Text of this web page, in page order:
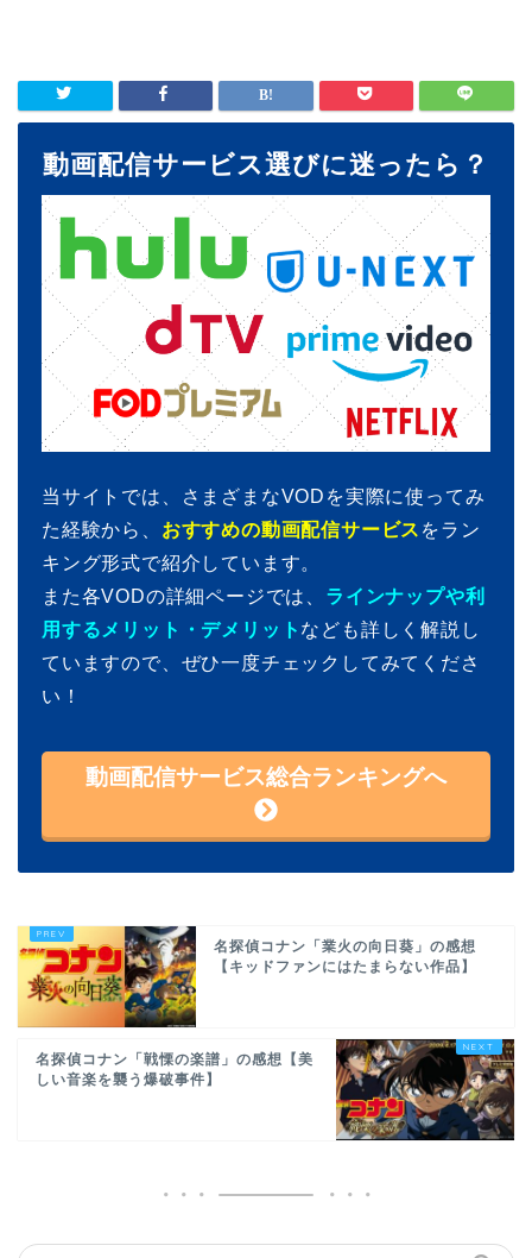
動画配信サービス選びに迷ったら？
当サイトでは、さまざまなVODを実際に使ってみ
た経験から、 おすすめの動画配信サービス をラン
キング形式で紹介しています。
また各VODの詳細ページでは、 ラインナップや利
用するメリット・デメリット なども詳しく解説し
ていますので、ぜひ一度チェックしてみてくださ
い！
動画配信サービス総合ランキングへ
名探偵コナン「業火の向日葵」の感想
【キッドファンにはたまらない作品】
名探偵コナン「戦慄の楽譜」の感想【美
しい音楽を襲う爆破事件】